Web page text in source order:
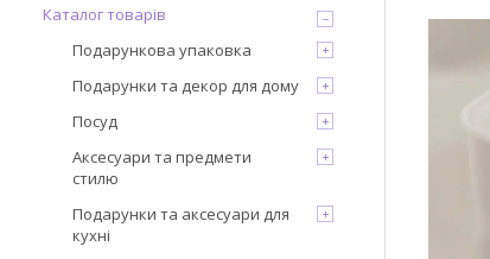
Каталог товарів
Подарункова упаковка
Подарунки та декор для дому
Посуд
Аксесуари та предмети
стилю
Подарунки та аксесуари для
кухні